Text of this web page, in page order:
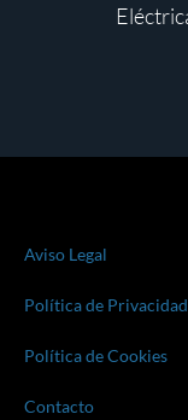
Aviso Legal
Política de Privacidad
Política de Cookies
Contacto